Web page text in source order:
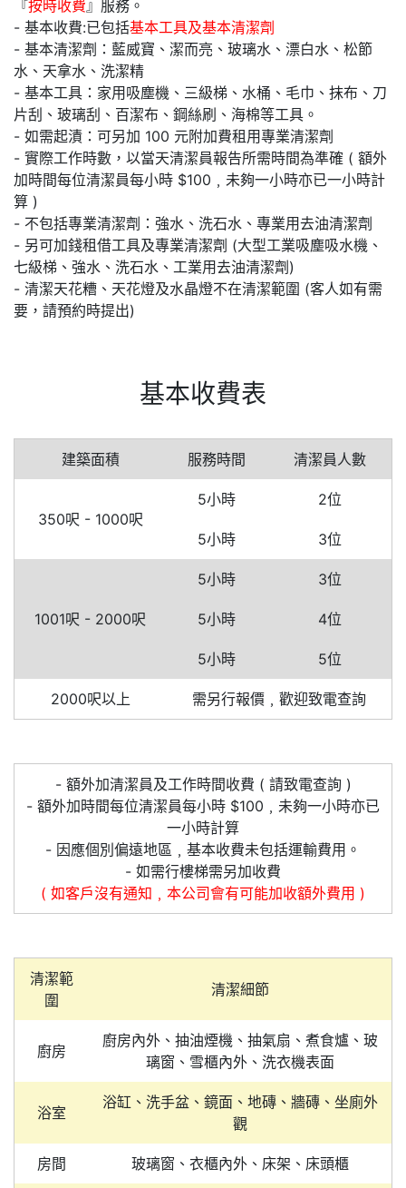
『按時收費 』服務。
- 基本收費:已包括基本工具及基本清潔劑
- 基本清潔劑：藍威寶、潔而亮、玻璃水、漂白水、松節
水、天拿水、洗潔精
- 基本工具：家用吸塵機、三級梯、水桶、毛巾、抹布、刀
片刮、玻璃刮、百潔布、鋼絲刷、海棉等工具。
- 如需起漬：可另加 100 元附加費租用專業清潔劑
- 實際工作時數，以當天清潔員報告所需時間為準確 ( 額外
加時間每位清潔員每小時 $100﹐未夠一小時亦已一小時計
算 )
- 不包括專業清潔劑：強水、洗石水、專業用去油清潔劑
- 另可加錢租借工具及專業清潔劑 (大型工業吸塵吸水機、
七級梯、強水、洗石水、工業用去油清潔劑)
- 清潔天花糟、天花燈及水晶燈不在清潔範圍 (客人如有需
要，請預約時提出)
基本收費表
建築面積 服務時間 清潔員人數
350呎 - 1000呎
5小時 2位
5小時 3位
1001呎 - 2000呎
5小時 3位
5小時 4位
5小時 5位
2000呎以上 需另行報價﹐歡迎致電查詢
- 額外加清潔員及工作時間收費 ( 請致電查詢 )
- 額外加時間每位清潔員每小時 $100﹐未夠一小時亦已
一小時計算
- 因應個別偏遠地區﹐基本收費未包括運輸費用。
- 如需行樓梯需另加收費
( 如客戶沒有通知﹐本公司會有可能加收額外費用 )
清潔範
圍
清潔細節
廚房
廚房內外、抽油煙機、抽氣扇、煮食爐、玻
璃窗、雪櫃內外、洗衣機表面
浴室
浴缸、洗手盆、鏡面、地磚、牆磚、坐廁外
觀
房間 玻璃窗、衣櫃內外、床架、床頭櫃